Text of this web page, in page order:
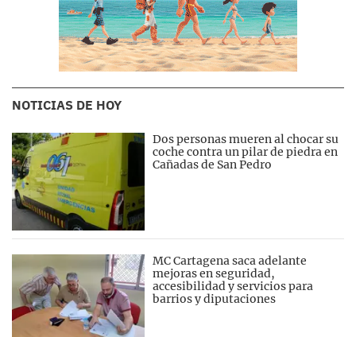
NOTICIAS DE HOY
Dos personas mueren al chocar su
coche contra un pilar de piedra en
Cañadas de San Pedro
MC Cartagena saca adelante
mejoras en seguridad,
accesibilidad y servicios para
barrios y diputaciones